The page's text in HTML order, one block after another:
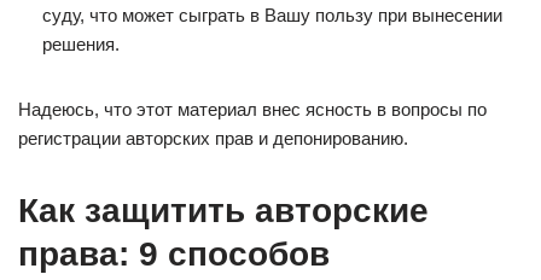
суду, что может сыграть в Вашу пользу при вынесении
решения.
Надеюсь, что этот материал внес ясность в вопросы по
регистрации авторских прав и депонированию.
Как защитить авторские
права: 9 способов